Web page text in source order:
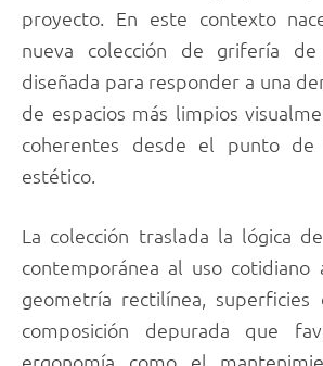
proyecto. En este contexto
nueva colección de grifería de
diseñada para responder a una
de espacios más limpios
coherentes desde el punto
estético.
La colección traslada la lógica
contemporánea al uso cotidiano
geometría rectilínea, superficies
composición depurada que